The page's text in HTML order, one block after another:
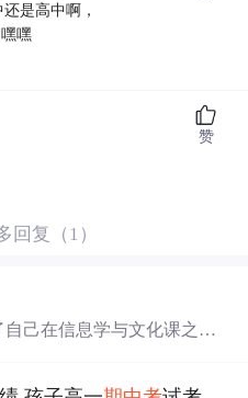
是高中啊，
嘿
赞
回复（1）
自己在信息学与文化课之间